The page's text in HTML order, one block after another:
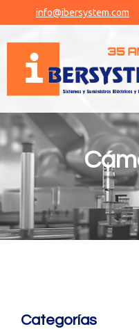
info@ibersystem.com
You are here:
Categorías